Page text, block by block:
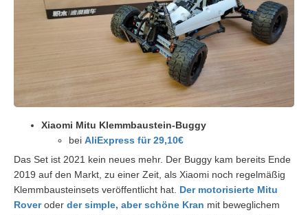
Xiaomi Mitu Klemmbaustein-Buggy
bei AliExpress für 29,10€
Das Set ist 2021 kein neues mehr. Der Buggy kam bereits Ende
2019 auf den Markt, zu einer Zeit, als Xiaomi noch regelmäßig
Klemmbausteinsets veröffentlicht hat. Der motorisierte Mitu
Roveroder der simple, aber schöne Kran mit beweglichem